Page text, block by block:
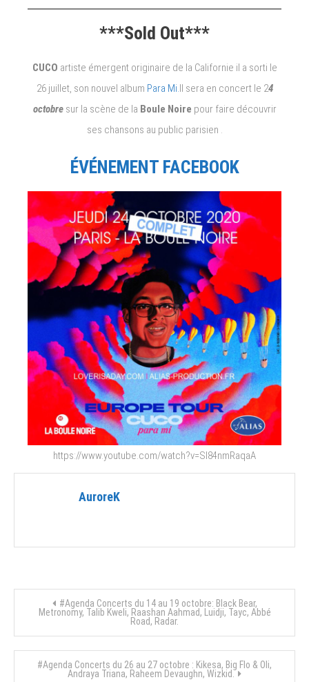
***Sold Out***
CUCO artiste émergent originaire de la Californie il a sorti le
26 juillet, son nouvel album Para Mi.Il sera en concert le 24
octobre sur la scène de la Boule Noire pour faire découvrir
ses chansons au public parisien .
ÉVÉNEMENT FACEBOOK
https://www.youtube.com/watch?v=Sl84nmRaqaA
AuroreK
Navigation
de
l’article
#Agenda Concerts du 14 au 19 octobre: Black Bear,
Metronomy, Talib Kweli, Raashan Aahmad, Luidji, Tayc, Abbé
Road, Radar.
#Agenda Concerts du 26 au 27 octobre : Kikesa, Big Flo & Oli,
Andraya Triana, Raheem Devaughn, Wizkid.